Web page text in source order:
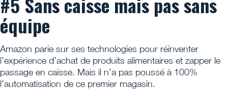
équipe
Amazon parie sur ses technologies pour réinventer
l’expérience d’achat de produits alimentaires et zapper le
passage en caisse. Mais il n’a pas poussé à 100%
l’automatisation de ce premier magasin.